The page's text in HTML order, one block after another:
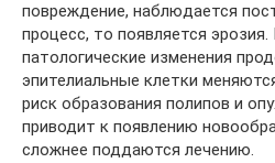
повреждение, наблюдается
процесс, то появляется
патологические изменения
эпителиальные клетки
риск образования полипов и
приводит к появлению
сложнее поддаются лечению.